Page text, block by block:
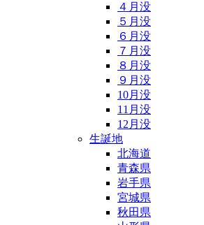
４月没
５月没
６月没
７月没
８月没
９月没
10月没
11月没
12月没
生誕地
北海道
青森県
岩手県
宮城県
秋田県